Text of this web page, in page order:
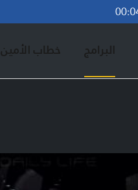
البرامج خطاب الأمين